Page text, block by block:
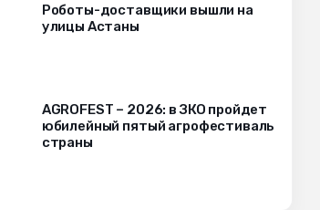
Роботы-доставщики вышли на
улицы Астаны
AGROFEST – 2026: в ЗКО пройдет
юбилейный пятый агрофестиваль
страны